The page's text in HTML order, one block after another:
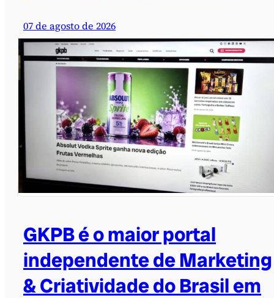
07 de agosto de 2026
GKPB é o maior portal
independente de Marketing
& Criatividade do Brasil em